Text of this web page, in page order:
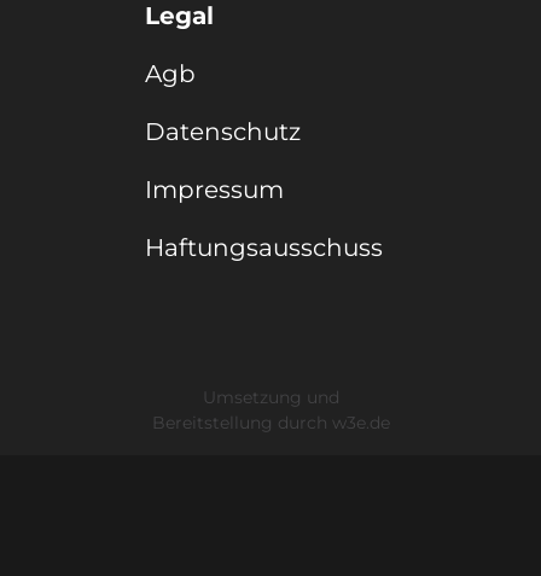
Legal
Agb
Datenschutz
Impressum
Haftungsausschuss
Umsetzung und
Bereitstellung durch w3e.de